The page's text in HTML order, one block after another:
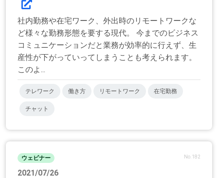
社内勤務や在宅ワーク、外出時のリモートワークな
ど様々な勤務形態を要する現代。 今までのビジネス
コミュニケーションだと業務が効率的に行えず、生
産性が下がっていってしまうことも考えられます。
このよ...
テレワーク 働き方 リモートワーク 在宅勤務
チャット
ウェビナー No.182
2021/07/26